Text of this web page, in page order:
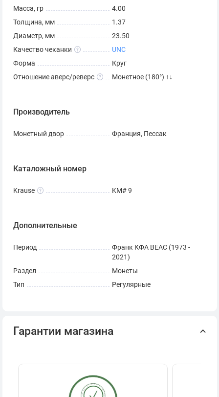
Масса, гр
4.00
Толщина, мм
1.37
Диаметр, мм
23.50
Качество чеканки
UNC
Форма
Круг
Отношение аверс/реверс
Монетное (180°) ↑↓
Производитель
Монетный двор Франция, Пессак
Каталожный номер
Krause KM# 9
Дополнительные
Период
Франк КФА BEAC (1973 -
2021)
Раздел
Монеты
Тип
Регулярные
Гарантии магазина